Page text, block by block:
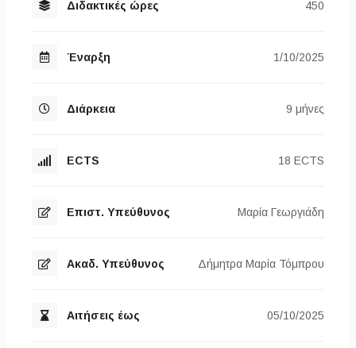
Διδακτικές ώρες 450
Έναρξη 1/10/2025
Διάρκεια 9 μήνες
ECTS 18 ECTS
Επιστ. Υπεύθυνος Μαρία Γεωργιάδη
Ακαδ. Υπεύθυνος Δήμητρα Μαρία Τόμπρου
Αιτήσεις έως 05/10/2025